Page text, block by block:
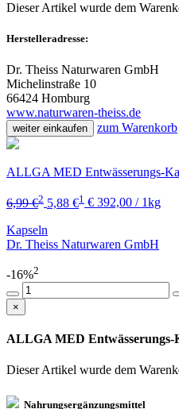
Dieser Artikel wurde dem
Herstelleradresse:
Dr. Theiss Naturwaren GmbH
Michelinstraße 10
66424 Homburg
www.naturwaren-theiss.de
weiter einkaufen zum Warenkorb
ALLGA MED Entwässerungs-
6,99 €2 5,88 €1 € 392,00 / 1kg
Kapseln
Dr. Theiss Naturwaren GmbH
-16%2
×
ALLGA MED Entwässerungs-
Dieser Artikel wurde dem
Nahrungsergänzungsmittel